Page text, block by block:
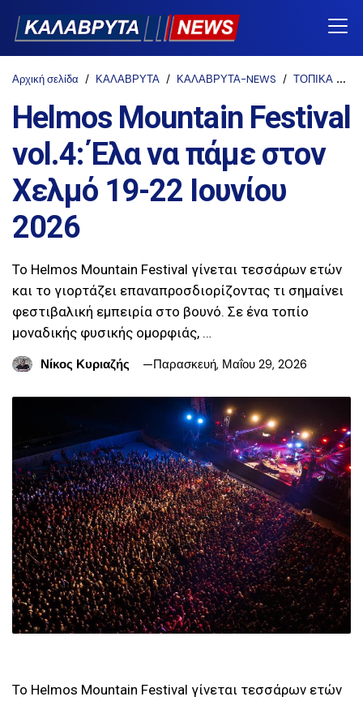
Αρχική σελίδα ΚΑΛΑΒΡΥΤΑ ΚΑΛΑΒΡΥΤΑ-NEWS ΤΟΠΙΚΑ
Helmos Mountain Festival
vol.4: Έλα να πάμε στον
Χελμό 19-22 Ιουνίου
2026
Το Helmos Mountain Festival γίνεται τεσσάρων ετών
και το γιορτάζει επαναπροσδιορίζοντας τι σημαίνει
φεστιβαλική εμπειρία στο βουνό. Σε ένα τοπίο
μοναδικής φυσικής ομορφιάς, …
Νίκος Κυριαζής
Παρασκευή, Μαΐου 29, 2026
Το Helmos Mountain Festival γίνεται τεσσάρων ετών